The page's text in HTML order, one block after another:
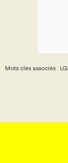
Mots clés associés :